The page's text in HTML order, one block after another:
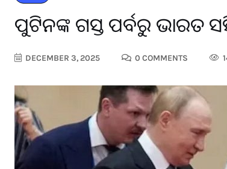
ପୁଟିନଙ୍କ ଗସ୍ତ ପୂର୍ବରୁ ଭାରତ
DECEMBER 3, 2025 0 COMMENTS